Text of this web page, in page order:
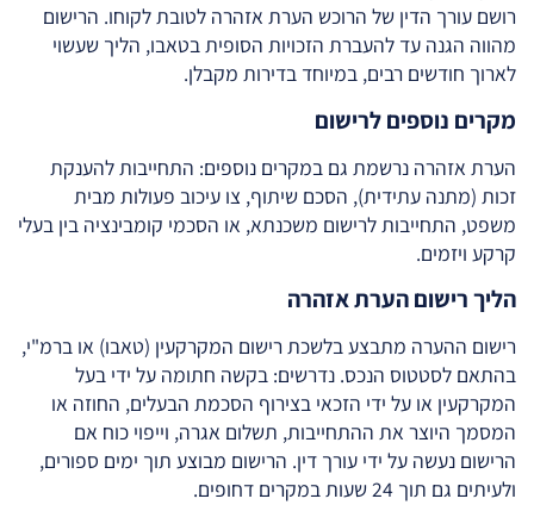
רושם עורך הדין של הרוכש הערת אזהרה לטובת לקוחו. הרישום
מהווה הגנה עד להעברת הזכויות הסופית בטאבו, הליך שעשוי
לארוך חודשים רבים, במיוחד בדירות מקבלן.
מקרים נוספים לרישום
הערת אזהרה נרשמת גם במקרים נוספים: התחייבות להענקת
זכות (מתנה עתידית), הסכם שיתוף, צו עיכוב פעולות מבית
משפט, התחייבות לרישום משכנתא, או הסכמי קומבינציה בין בעלי
קרקע ויזמים.
הליך רישום הערת אזהרה
רישום ההערה מתבצע בלשכת רישום המקרקעין (טאבו) או ברמ"י,
בהתאם לסטטוס הנכס. נדרשים: בקשה חתומה על ידי בעל
המקרקעין או על ידי הזכאי בצירוף הסכמת הבעלים, החוזה או
המסמך היוצר את ההתחייבות, תשלום אגרה, וייפוי כוח אם
הרישום נעשה על ידי עורך דין. הרישום מבוצע תוך ימים ספורים,
ולעיתים גם תוך 24 שעות במקרים דחופים.